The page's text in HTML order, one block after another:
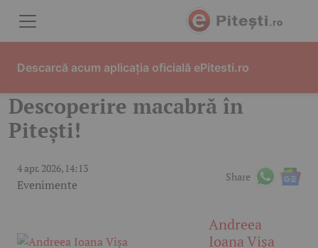
Descoperire macabră în
Pitești!
4 apr. 2026, 14:13
Evenimente
Share
Andreea
Ioana Vișa
Descarcă acum aplicația oficială ePitesti.ro